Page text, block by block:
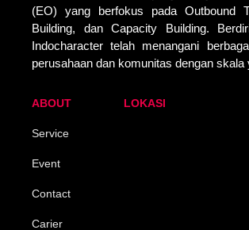
(EO) yang berfokus pada Outbound
Building, dan Capacity Building.
Indocharacter telah menangani
perusahaan dan komunitas dengan skala
ABOUT
Service
Event
Contact
Carier
LOKASI